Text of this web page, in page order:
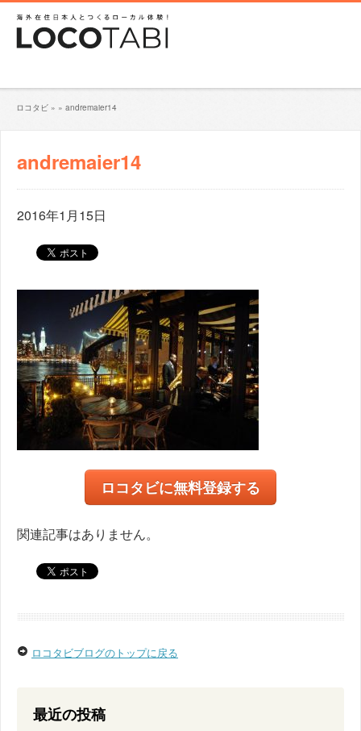
ロコタビ » » andremaier14
andremaier14
2016年1月15日
ロコタビに無料登録する
関連記事はありません。
ロコタビブログのトップに戻る
最近の投稿